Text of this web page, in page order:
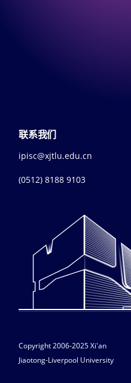
联系我们
ipisc@xjtlu.edu.cn
(0512) 8188 9103
Copyright 2006-2025 Xi'an
Jiaotong-Liverpool University